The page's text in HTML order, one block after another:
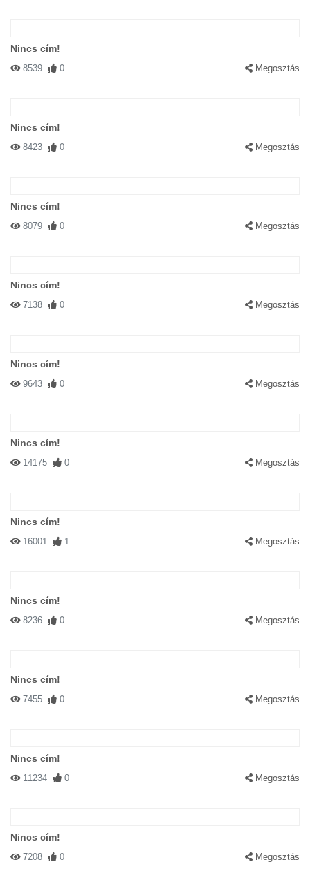
Nincs cím!
8539 0 Megosztás
Nincs cím!
8423 0 Megosztás
Nincs cím!
8079 0 Megosztás
Nincs cím!
7138 0 Megosztás
Nincs cím!
9643 0 Megosztás
Nincs cím!
14175 0 Megosztás
Nincs cím!
16001 1 Megosztás
Nincs cím!
8236 0 Megosztás
Nincs cím!
7455 0 Megosztás
Nincs cím!
11234 0 Megosztás
Nincs cím!
7208 0 Megosztás